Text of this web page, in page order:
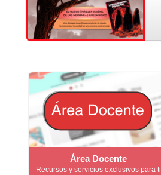
Área Docente
Recursos y servicios exclusivos para ti